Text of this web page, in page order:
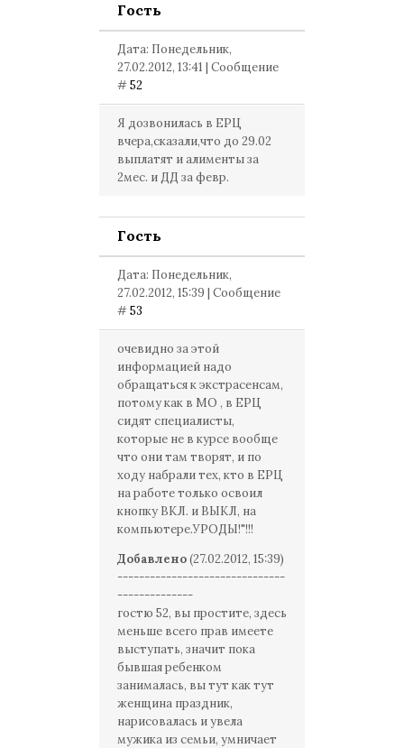
Гость
Дата: Понедельник,
27.02.2012, 13:41 | Сообщение
#52
Я дозвонилась в ЕРЦ
вчера,сказали,что до 29.02
выплатят и алименты за
2мес. и ДД за февр.
Гость
Дата: Понедельник,
27.02.2012, 15:39 | Сообщение
#53
очевидно за этой
информацией надо
обращаться к экстрасенсам,
потому как в МО , в ЕРЦ
сидят специалисты,
которые не в курсе вообще
что они там творят, и по
ходу набрали тех, кто в ЕРЦ
на работе только освоил
кнопку ВКЛ. и ВЫКЛ, на
компьютере.УРОДЫ!"!!!
Добавлено(27.02.2012, 15:39)
-------------------------------
--------------
гостю 52, вы простите, здесь
меньше всего прав имеете
выступать, значит пока
бывшая ребенком
занималась, вы тут как тут
женщина праздник,
нарисовалась и увела
мужика из семьи, умничает